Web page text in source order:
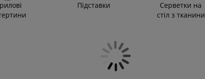
Підставки
Серветки на
стіл з тканини